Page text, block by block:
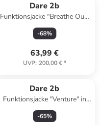
Dare 2b
Funktionsjacke "Breathe Out"
in Schwarz
-68%
63,99 €
UVP: 200,00 €*
Dare 2b
Funktionsjacke "Venture" in
Dunkelblau
-65%